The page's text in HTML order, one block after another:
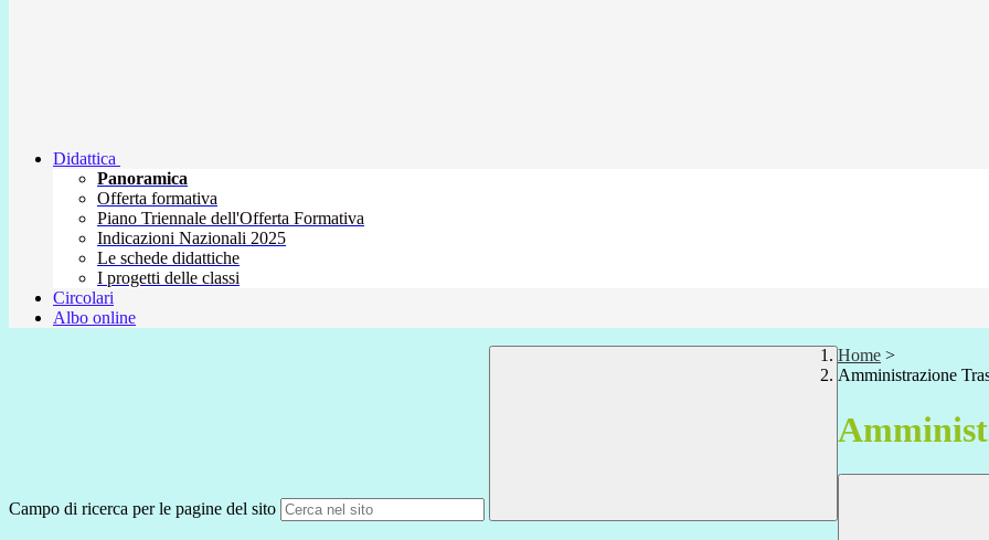
Didattica
Panoramica
Offerta formativa
Piano Triennale dell'Offerta Formativa
Indicazioni Nazionali 2025
Le schede didattiche
I progetti delle classi
Circolari
Albo online
Campo di ricerca per le pagine del sito
Home >
Amministrazione